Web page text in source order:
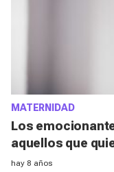
MATERNIDAD
Los
aquellos que
hay 8 años